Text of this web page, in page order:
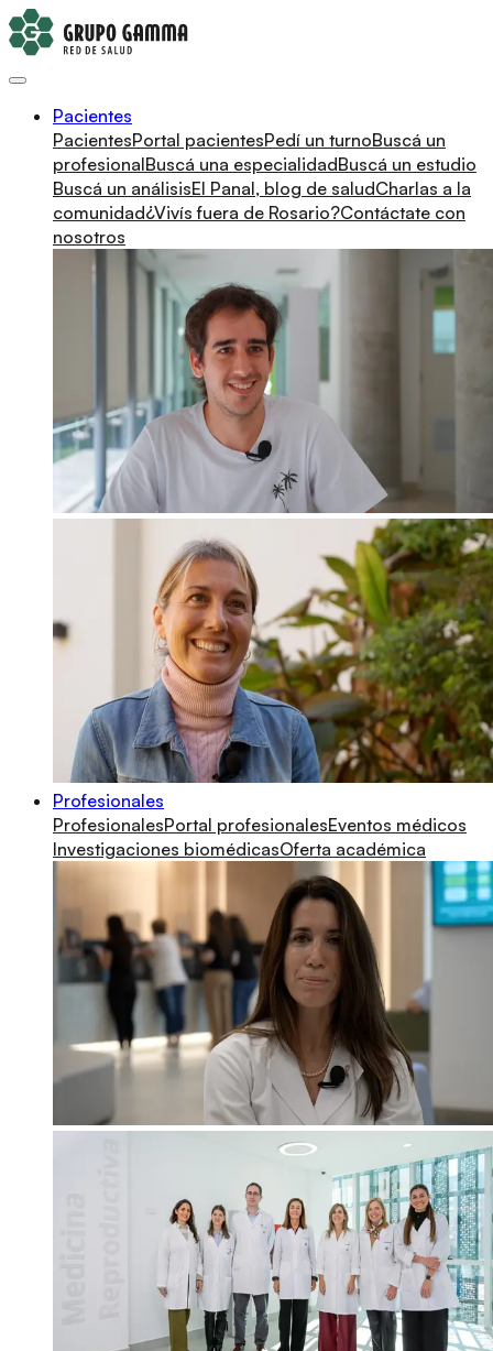
Pacientes
PacientesPortal pacientesPedí un turnoBuscá un
profesionalBuscá una especialidadBuscá un estudio
Buscá un análisisEl Panal, blog de saludCharlas a la
comunidad¿Vivís fuera de Rosario?Contáctate con
nosotros
Profesionales
ProfesionalesPortal profesionalesEventos médicos
Investigaciones biomédicasOferta académica